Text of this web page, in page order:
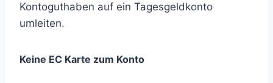
Kontoguthaben auf ein Tagesgeldkonto
umleiten.
Keine EC Karte zum Konto